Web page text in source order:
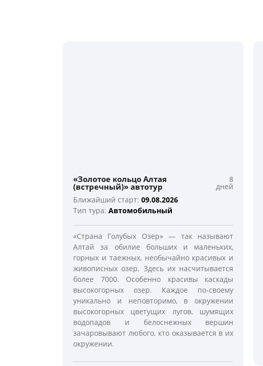
«Золотое кольцо Алтая
(встречный)» автотур
8
дней
Ближайший старт: 09.08.2026
Тип тура: Автомобильный
«Страна Голубых Озер» — так называют
Алтай за обилие больших и маленьких,
горных и таежных, необычайно красивых и
живописных озер. Здесь их насчитывается
более 7000. Особенно красивы каскады
высокогорных озер. Каждое по-своему
уникально и неповторимо, в окружении
высокогорных цветущих лугов, шумящих
водопадов и белоснежных вершин
зачаровывают любого, кто оказывается в их
окружении.